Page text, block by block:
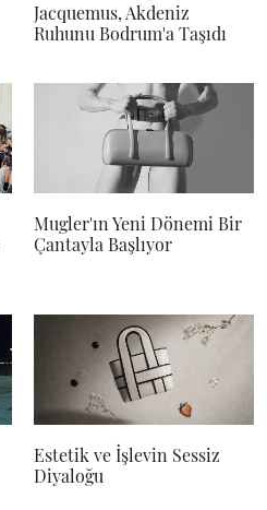
Jacquemus, Akdeniz
Ruhunu Bodrum'a Taşıdı
Mugler'ın Yeni Dönemi Bir
Çantayla Başlıyor
Estetik ve İşlevin Sessiz
Diyaloğu